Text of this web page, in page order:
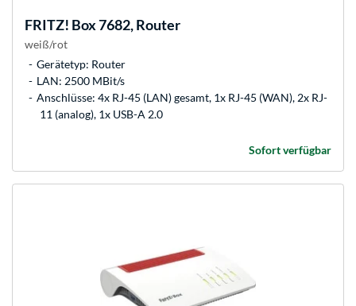
FRITZ! Box 7682, Router
weiß/rot
Gerätetyp: Router
LAN: 2500 MBit/s
Anschlüsse: 4x RJ-45 (LAN) gesamt, 1x RJ-45 (WAN), 2x RJ-
11 (analog), 1x USB-A 2.0
Sofort verfügbar